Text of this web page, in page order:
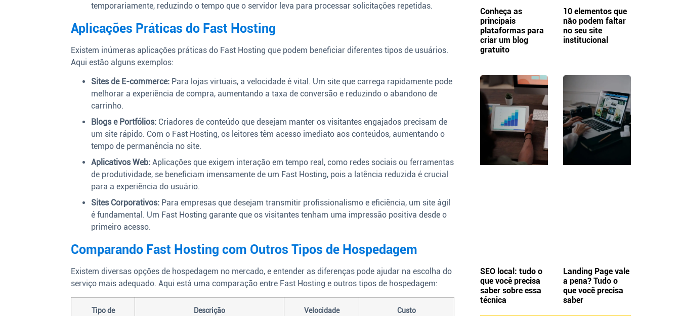
temporariamente, reduzindo o tempo que o servidor leva para processar solicitações repetidas.
Aplicações Práticas do Fast Hosting
Existem inúmeras aplicações práticas do Fast Hosting que podem beneficiar diferentes tipos de usuários.
Aqui estão alguns exemplos:
Sites de E-commerce: Para lojas virtuais, a velocidade é vital. Um site que carrega rapidamente pode
melhorar a experiência de compra, aumentando a taxa de conversão e reduzindo o abandono de
carrinho.
Blogs e Portfólios: Criadores de conteúdo que desejam manter os visitantes engajados precisam de
um site rápido. Com o Fast Hosting, os leitores têm acesso imediato aos conteúdos, aumentando o
tempo de permanência no site.
Aplicativos Web: Aplicações que exigem interação em tempo real, como redes sociais ou ferramentas
de produtividade, se beneficiam imensamente de um Fast Hosting, pois a latência reduzida é crucial
para a experiência do usuário.
Sites Corporativos: Para empresas que desejam transmitir profissionalismo e eficiência, um site ágil
é fundamental. Um Fast Hosting garante que os visitantes tenham uma impressão positiva desde o
primeiro acesso.
Comparando Fast Hosting com Outros Tipos de Hospedagem
Existem diversas opções de hospedagem no mercado, e entender as diferenças pode ajudar na escolha do
serviço mais adequado. Aqui está uma comparação entre Fast Hosting e outros tipos de hospedagem:
Tipo de
Descrição Velocidade Custo
Conheça as
principais
plataformas para
criar um blog
gratuito
10 elementos que
não podem faltar
no seu site
institucional
SEO local: tudo o
que você precisa
saber sobre essa
técnica
Landing Page vale
a pena? Tudo o
que você precisa
saber